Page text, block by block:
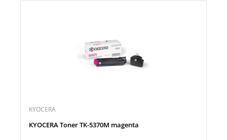
KYOCERA
KYOCERA Toner TK-5370M magenta